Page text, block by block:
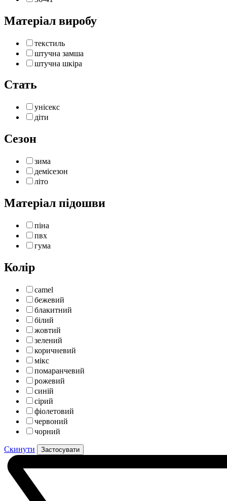
Матеріал виробу
текстиль
штучна замша
штучна шкіра
Стать
унісекс
діти
Сезон
зима
демісезон
літо
Матеріал підошви
піна
пвх
гума
Колір
camel
бежевий
блакитний
білий
жовтий
зелений
коричневий
мікс
помаранчевий
рожевий
синій
сірий
фіолетовий
червоний
чорний
Скинути Застосувати